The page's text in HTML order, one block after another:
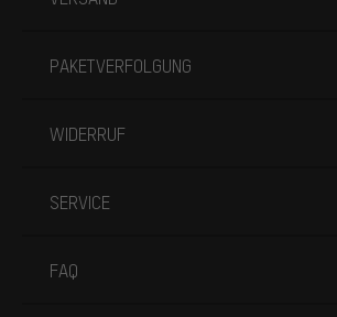
PAKETVERFOLGUNG
WIDERRUF
SERVICE
FAQ